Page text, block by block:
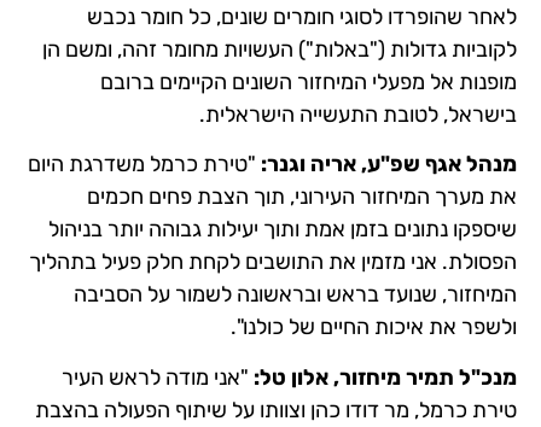
לאחר שהופרדו לסוגי חומרים שונים, כל חומר נכבש
לקוביות גדולות ("באלות") העשויות מחומר זהה, ומשם הן
מופנות אל מפעלי המיחזור השונים הקיימים ברובם
בישראל, לטובת התעשייה הישראלית.
מנהל אגף שפ"ע, אריה וגנר: "טירת כרמל משדרגת היום
את מערך המיחזור העירוני, תוך הצבת פחים חכמים
שיספקו נתונים בזמן אמת ותוך יעילות גבוהה יותר בניהול
הפסולת. אני מזמין את התושבים לקחת חלק פעיל בתהליך
המיחזור, שנועד בראש ובראשונה לשמור על הסביבה
ולשפר את איכות החיים של כולנו".
מנכ"ל תמיר מיחזור, אלון טל: "אני מודה לראש העיר
טירת כרמל, מר דודו כהן וצוותו על שיתוף הפעולה בהצבת